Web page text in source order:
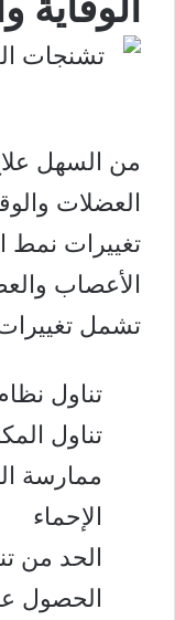
من السهل
العضلات
تغييرات نمط
الأعصاب
تشمل
تناول
تناول
ممارسة
الإحماء
الحد من
الحصول